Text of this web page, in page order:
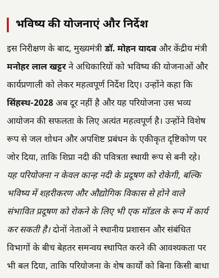
भविष्य की योजनाएं और निर्देश
इस निरीक्षण के बाद, मुख्यमंत्री डॉ. मोहन यादवऔर केंद्रीय मंत्री
मनोहर लाल खट्टरने अधिकारियों को भविष्य की योजनाओं और
कार्यप्रणाली को लेकर महत्वपूर्ण निर्देश दिए। उन्होंने कहा कि
सिंहस्थ-2028 अब दूर नहीं है और यह परियोजना उस भव्य
आयोजन की सफलता के लिए अत्यंत महत्वपूर्ण है। उन्होंने विशेष
रूप से जल शोधन और अपशिष्ट प्रबंधन के एकीकृत दृष्टिकोण पर
जोर दिया, ताकि शिप्रा नदी की पवित्रता स्थायी रूप से बनी रहे।
यह परियोजना न केवल कान्ह नदी के प्रदूषण को रोकेगी, बल्कि
भविष्य में शहरीकरण और औद्योगिक विकास से होने वाले
संभावित प्रदूषण को रोकने के लिए भी एक मॉडल के रूप में कार्य
कर सकती है।दोनों नेताओं ने स्थानीय प्रशासन और संबंधित
विभागों के बीच बेहतर समन्वय स्थापित करने की आवश्यकता पर
भी बल दिया, ताकि परियोजना के शेष कार्यों को बिना किसी बाधा